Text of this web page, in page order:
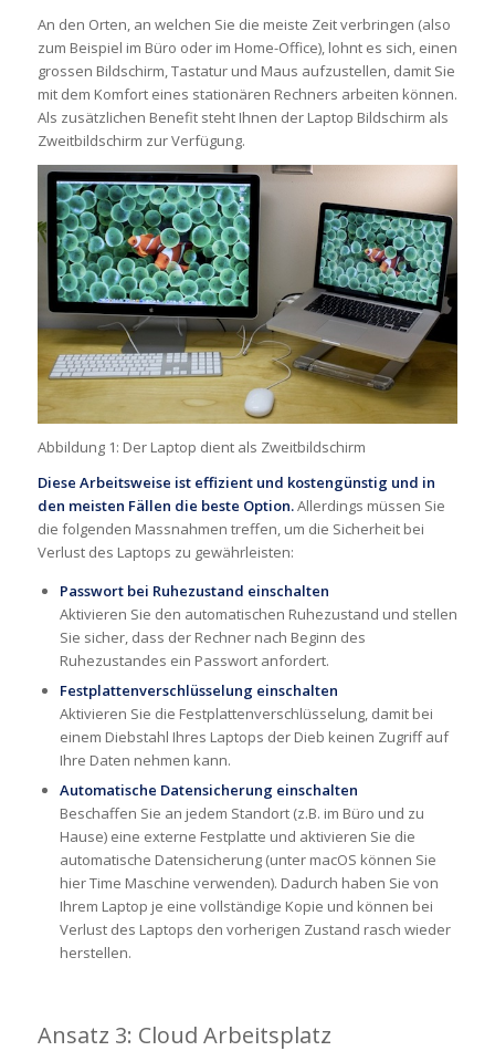
An den Orten, an welchen Sie die meiste Zeit verbringen (also
zum Beispiel im Büro oder im Home-Office), lohnt es sich, einen
grossen Bildschirm, Tastatur und Maus aufzustellen, damit Sie
mit dem Komfort eines stationären Rechners arbeiten können.
Als zusätzlichen Benefit steht Ihnen der Laptop Bildschirm als
Zweitbildschirm zur Verfügung.
Abbildung 1: Der Laptop dient als Zweitbildschirm
Diese Arbeitsweise ist effizient und kostengünstig und in
den meisten Fällen die beste Option.Allerdings müssen Sie
die folgenden Massnahmen treffen, um die Sicherheit bei
Verlust des Laptops zu gewährleisten:
Passwort bei Ruhezustand einschalten
Aktivieren Sie den automatischen Ruhezustand und stellen
Sie sicher, dass der Rechner nach Beginn des
Ruhezustandes ein Passwort anfordert.
Festplattenverschlüsselung einschalten
Aktivieren Sie die Festplattenverschlüsselung, damit bei
einem Diebstahl Ihres Laptops der Dieb keinen Zugriff auf
Ihre Daten nehmen kann.
Automatische Datensicherung einschalten
Beschaffen Sie an jedem Standort (z.B. im Büro und zu
Hause) eine externe Festplatte und aktivieren Sie die
automatische Datensicherung (unter macOS können Sie
hier Time Maschine verwenden). Dadurch haben Sie von
Ihrem Laptop je eine vollständige Kopie und können bei
Verlust des Laptops den vorherigen Zustand rasch wieder
herstellen.
Ansatz 3: Cloud Arbeitsplatz